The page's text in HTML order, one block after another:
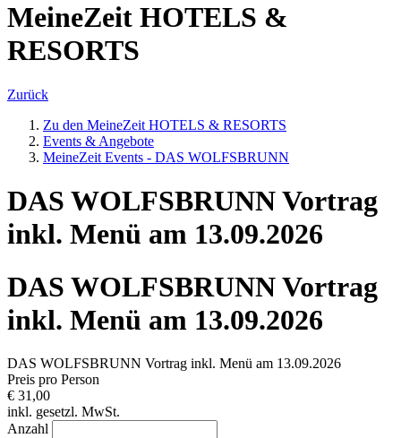
MeineZeit HOTELS &
RESORTS
Zurück
Zu den MeineZeit HOTELS & RESORTS
Events & Angebote
MeineZeit Events - DAS WOLFSBRUNN
DAS WOLFSBRUNN Vortrag
inkl. Menü am 13.09.2026
DAS WOLFSBRUNN Vortrag
inkl. Menü am 13.09.2026
DAS WOLFSBRUNN Vortrag inkl. Menü am 13.09.2026
Preis pro Person
€ 31,00
inkl. gesetzl. MwSt.
Anzahl